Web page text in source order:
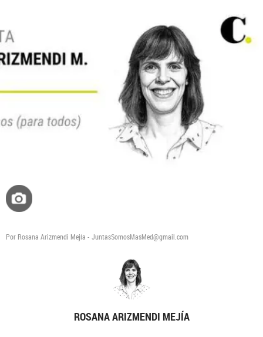
Por Rosana Arizmendi Mejía - JuntasSomosMasMed@gmail.com
ROSANA ARIZMENDI MEJÍA